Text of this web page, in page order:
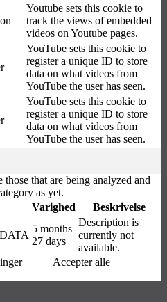
Youtube sets this cookie to
track the views of embedded
videos on Youtube pages.
YouTube sets this cookie to
register a unique ID to store
data on what videos from
YouTube the user has seen.
YouTube sets this cookie to
register a unique ID to store
data on what videos from
YouTube the user has seen.
that are being analyzed and
as yet.
Varighed Beskrivelse
5 months
27 days
Description is
currently not
available.
Accepter alle